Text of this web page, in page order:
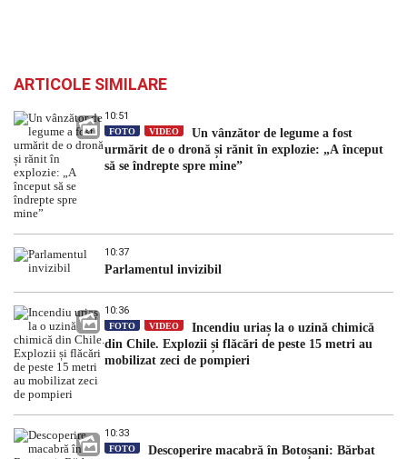
ARTICOLE SIMILARE
10:51
FOTO VIDEO
Un vânzător de legume a fost
urmărit de o dronă și rănit în explozie: „A început
să se îndrepte spre mine”
10:37
Parlamentul invizibil
10:36
FOTO VIDEO
Incendiu uriaș la o uzină chimică
din Chile. Explozii și flăcări de peste 15 metri au
mobilizat zeci de pompieri
10:33
FOTO
Descoperire macabră în Botoșani: Bărbat